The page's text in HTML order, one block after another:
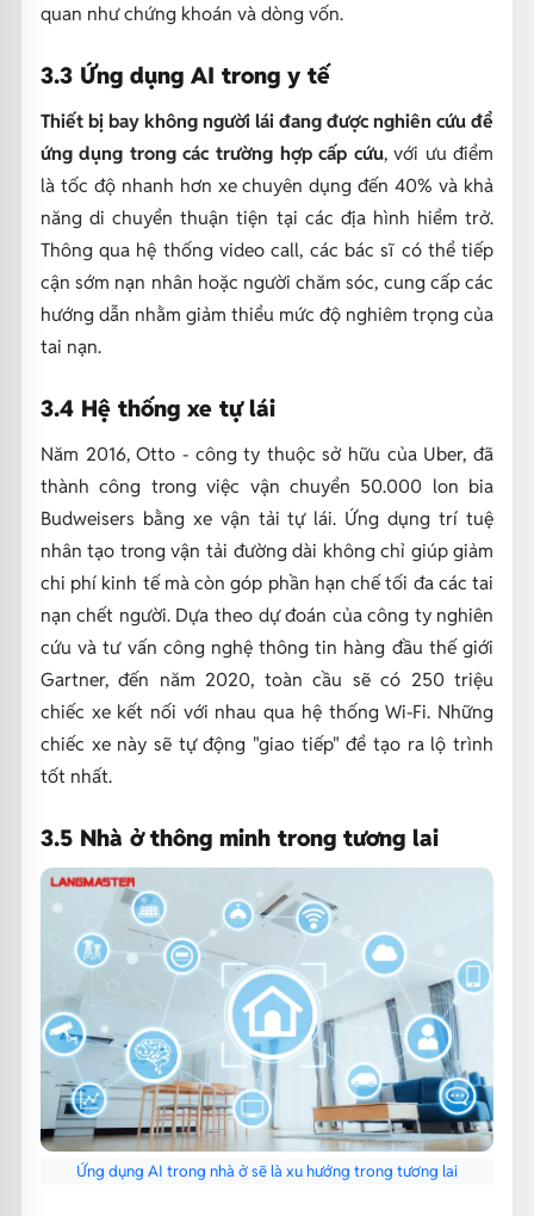
quan như chứng khoán và dòng vốn.
3.3 Ứng dụng AI trong y tế
Thiết bị bay không người lái đang được nghiên cứu để
ứng dụng trong các trường hợp cấp cứu, với ưu điểm
là tốc độ nhanh hơn xe chuyên dụng đến 40% và khả
năng di chuyển thuận tiện tại các địa hình hiểm trở.
Thông qua hệ thống video call, các bác sĩ có thể tiếp
cận sớm nạn nhân hoặc người chăm sóc, cung cấp các
hướng dẫn nhằm giảm thiểu mức độ nghiêm trọng của
tai nạn.
3.4 Hệ thống xe tự lái
Năm 2016, Otto - công ty thuộc sở hữu của Uber, đã
thành công trong việc vận chuyển 50.000 lon bia
Budweisers bằng xe vận tải tự lái. Ứng dụng trí tuệ
nhân tạo trong vận tải đường dài không chỉ giúp giảm
chi phí kinh tế mà còn góp phần hạn chế tối đa các tai
nạn chết người. Dựa theo dự đoán của công ty nghiên
cứu và tư vấn công nghệ thông tin hàng đầu thế giới
Gartner, đến năm 2020, toàn cầu sẽ có 250 triệu
chiếc xe kết nối với nhau qua hệ thống Wi-Fi. Những
chiếc xe này sẽ tự động "giao tiếp" để tạo ra lộ trình
tốt nhất.
3.5 Nhà ở thông minh trong tương lai
Ứng dụng AI trong nhà ở sẽ là xu hướng trong tương lai